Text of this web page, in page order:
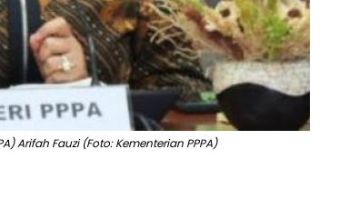
Arifah Fauzi (Foto: Kementerian PPPA)